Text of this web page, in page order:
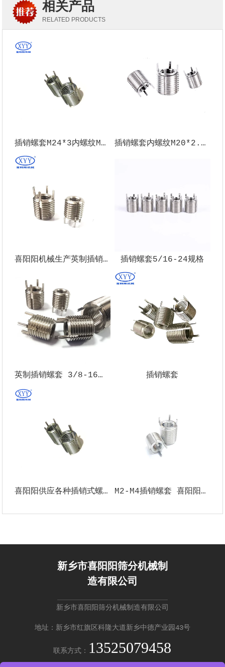
相关产品
RELATED PRODUCTS
插销螺套M24*3内螺纹M33*2外螺纹 插销螺套内螺纹M20*2.5外螺纹M32*2
喜阳阳机械生产英制插销螺套1/4-28 插销螺套5/16-24规格
英制插销螺套 3/8-16内螺纹 插销螺套
喜阳阳供应各种插销式螺套 非标尺寸碳钢插销护套 带销锁紧螺牙套 M2-M4插销螺套 喜阳阳机械 丝套 不锈钢护套 加强螺纹修复
新乡市喜阳阳筛分机械制
造有限公司
新乡市喜阳阳筛分机械制造有限公司
地址：新乡市红旗区科隆大道新乡中德产业园43号
联系方式： 13525079458